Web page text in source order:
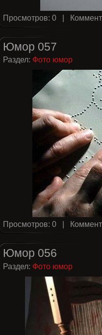
Просмотров: 0 |
Юмор 057
Раздел: Фото юмор
Просмотров: 0 |
Юмор 056
Раздел: Фото юмор